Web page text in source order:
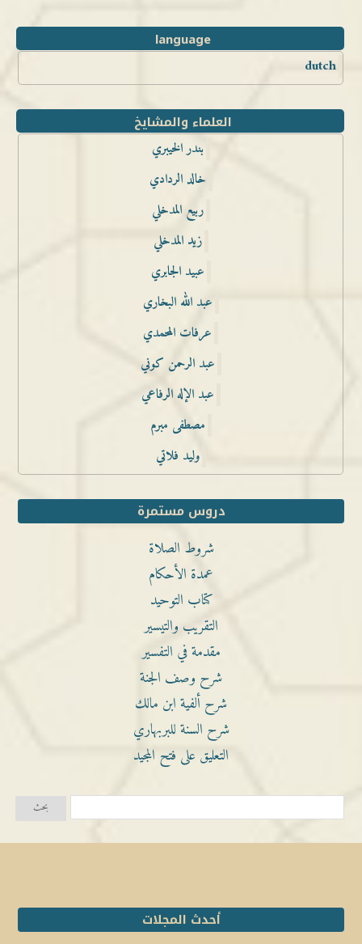
language
dutch
العلماء والمشايخ
بندر الخيبري
خالد الردادي
ربيع المدخلي
زيد المدخلي
عبيد الجابري
عبد الله البخاري
عرفات المحمدي
عبد الرحمن كوني
عبد الإله الرفاعي
مصطفى مبرم
وليد فلاتي
دروس مستمرة
شروط الصلاة
عمدة الأحكام
كتاب التوحيد
التقريب والتيسير
مقدمة في التفسير
شرح وصف الجنة
شرح ألفية ابن مالك
شرح السنة للبربهاري
التعليق على فتح المجيد
أحدث المجلات